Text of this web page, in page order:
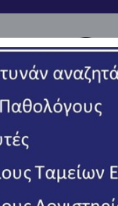
Ερρίκος Ντυνάν
All rights reserved
ΓΕΜΗ 006502201000